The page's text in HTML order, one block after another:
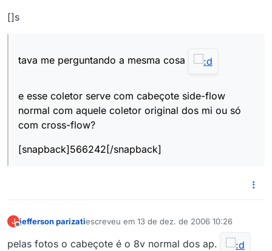
[]s
tava me perguntando a mesma cosa
e esse coletor serve com cabeçote side-flow
normal com aquele coletor original dos mi ou só
com cross-flow?
[snapback]566242[/snapback]
J jefferson parizatiescreveu em 13 de dez. de 2006 10:26
última edição por
pelas fotos o cabeçote é o 8v normal dos ap.